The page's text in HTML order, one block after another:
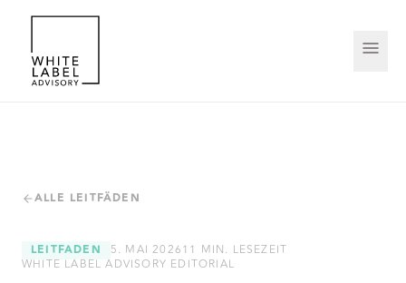
ALLE LEITFÄDEN
LEITFADEN 5. MAI 202611 MIN. LESEZEIT
WHITE LABEL ADVISORY EDITORIAL